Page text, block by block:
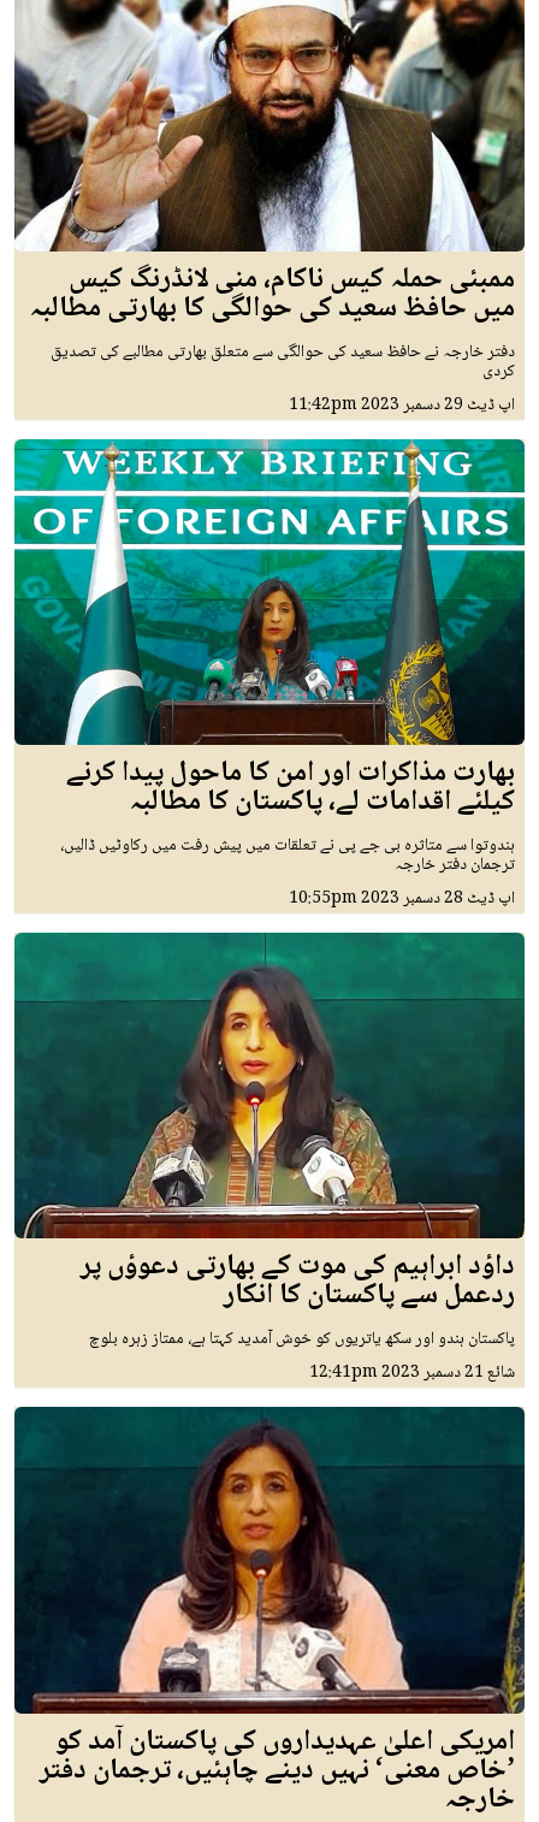
ممبئی حملہ کیس ناکام، منی لانڈرنگ کیس
میں حافظ سعید کی حوالگی کا بھارتی مطالبہ
دفتر خارجہ نے حافظ سعید کی حوالگی سے متعلق بھارتی مطالبے کی تصدیق
کردی
اپ ڈیٹ 29 دسمبر 2023 11:42pm
بھارت مذاکرات اور امن کا ماحول پیدا کرنے
کیلئے اقدامات لے، پاکستان کا مطالبہ
ہندوتوا سے متاثرہ بی جے پی نے تعلقات میں پیش رفت میں رکاوٹیں ڈالیں،
ترجمان دفتر خارجہ
اپ ڈیٹ 28 دسمبر 2023 10:55pm
داؤد ابراہیم کی موت کے بھارتی دعوؤں پر
ردعمل سے پاکستان کا انکار
پاکستان ہندو اور سکھ یاتریوں کو خوش آمدید کہتا ہے، ممتاز زہرہ بلوچ
شائع21 دسمبر 2023 12:41pm
امریکی اعلیٰ عہدیداروں کی پاکستان آمد کو
’خاص معنی‘ نہیں دینے چاہئیں، ترجمان دفتر
خارجہ